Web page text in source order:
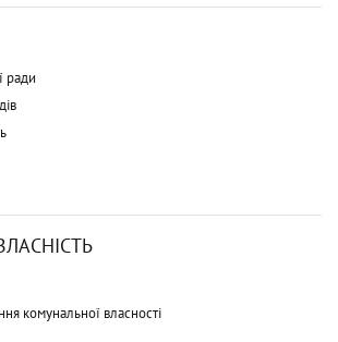
ради
комунальної власності